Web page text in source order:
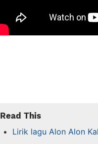
Read This
Lirik lagu Alon Alon